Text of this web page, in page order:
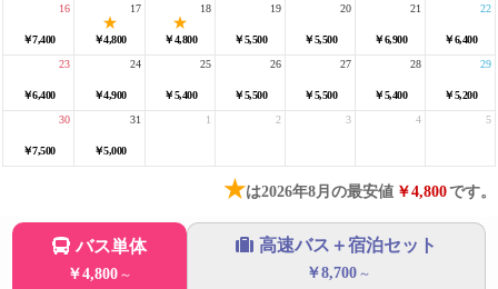
￥7,400
16
￥4,800
17
￥4,800
18
￥5,500
19
￥5,500
20
￥6,900
21
￥6,400
22
￥6,400
23
￥4,900
24
￥5,400
25
￥5,500
26
￥5,500
27
￥5,400
28
￥5,200
29
￥7,500
30
￥5,000
31 1 2 3 4 5
★は2026年8月の最安値 ￥4,800です。
バス単体
￥4,800 ～
高速バス＋宿泊セット
￥8,700 ～